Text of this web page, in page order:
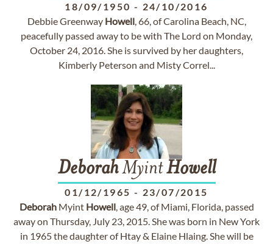
18/09/1950 - 24/10/2016
Debbie Greenway Howell, 66, of Carolina Beach, NC,
peacefully passed away to be with The Lord on Monday,
October 24, 2016. She is survived by her daughters,
Kimberly Peterson and Misty Correl...
DeborahMyintHowell
01/12/1965 - 23/07/2015
DeborahMyint Howell, age 49, of Miami, Florida, passed
away on Thursday, July 23, 2015. She was born in New York
in 1965 the daughter of Htay & Elaine Hlaing. She will be